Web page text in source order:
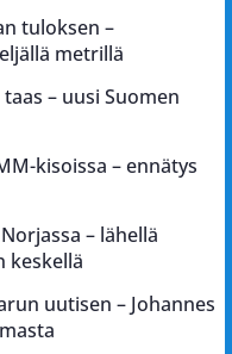
tuloksen –
metrillä
– uusi Suomen
kisoissa – ennätys
– lähellä
keskellä
uutisen – Johannes